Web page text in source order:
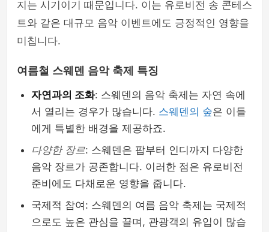
지는 시기이기 때문입니다. 이는 유로비전 송 콘테스
트와 같은 대규모 음악 이벤트에도 긍정적인 영향을
미칩니다.
여름철 스웨덴 음악 축제 특징
자연과의 조화: 스웨덴의 음악 축제는 자연 속에
서 열리는 경우가 많습니다. 스웨덴의 숲은 이들
에게 특별한 배경을 제공하죠.
다양한 장르: 스웨덴은 팝부터 인디까지 다양한
음악 장르가 공존합니다. 이러한 점은 유로비전
준비에도 다채로운 영향을 줍니다.
국제적 참여: 스웨덴의 여름 음악 축제는 국제적
으로도 높은 관심을 끌며, 관광객의 유입이 많습